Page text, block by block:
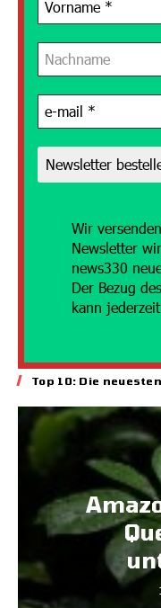
Wir versenden
Newsletter
news330
Der Bezug
kann
Top 10: Die
Methan-
stark